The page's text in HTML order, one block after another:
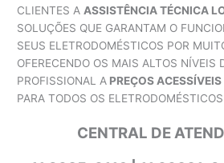
CLIENTES A ASSISTÊNCIA TÉCNICA
SOLUÇÕES QUE GARANTAM O
SEUS ELETRODOMÉSTICOS POR
OFERECENDO OS MAIS ALTOS NÍVEIS
PROFISSIONAL A PREÇOS ACESSÍVEIS
PARA TODOS OS
CENTRAL DE